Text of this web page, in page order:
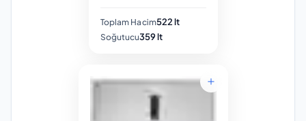
Toplam Hacim522 lt
Soğutucu359 lt